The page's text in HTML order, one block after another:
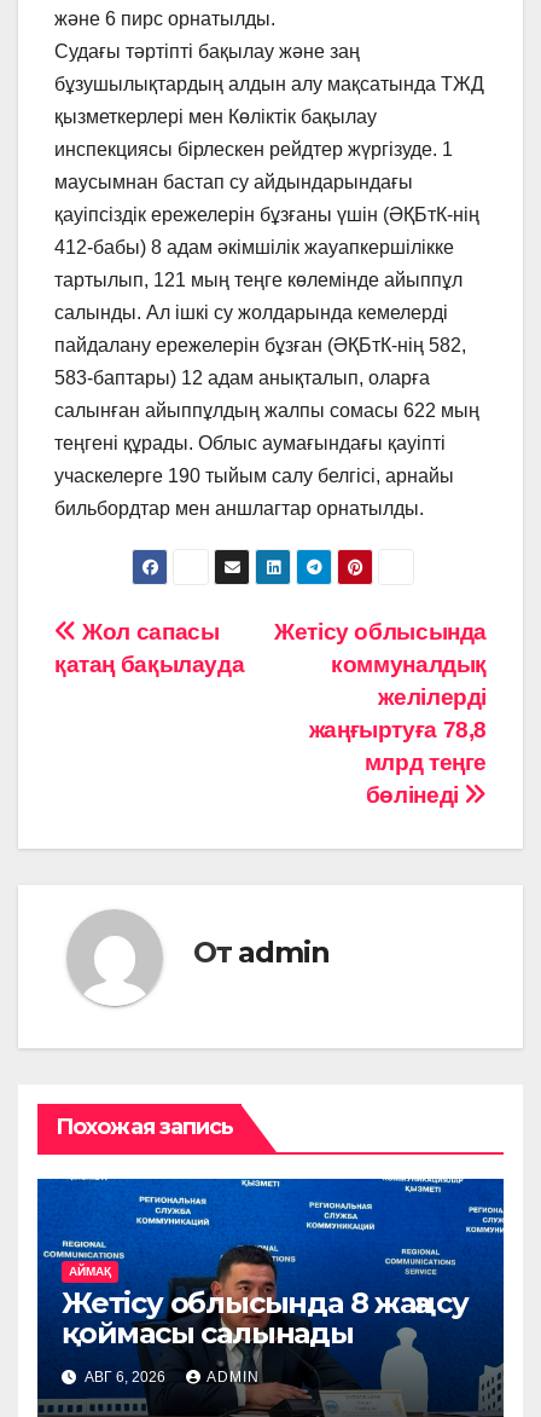
және 6 пирс орнатылды.
Судағы тәртіпті бақылау және заң
бұзушылықтардың алдын алу мақсатында ТЖД
қызметкерлері мен Көліктік бақылау
инспекциясы бірлескен рейдтер жүргізуде. 1
маусымнан бастап су айдындарындағы
қауіпсіздік ережелерін бұзғаны үшін (ӘҚБтК-нің
412-бабы) 8 адам әкімшілік жауапкершілікке
тартылып, 121 мың теңге көлемінде айыппұл
салынды. Ал ішкі су жолдарында кемелерді
пайдалану ережелерін бұзған (ӘҚБтК-нің 582,
583-баптары) 12 адам анықталып, оларға
салынған айыппұлдың жалпы сомасы 622 мың
теңгені құрады. Облыс аумағындағы қауіпті
учаскелерге 190 тыйым салу белгісі, арнайы
бильбордтар мен аншлагтар орнатылды.
Навигация
по
Жетісу облысында
коммуналдық
желілерді
жаңғыртуға 78,8
млрд теңге
бөлінеді
Жол сапасы
қатаң бақылауда
От admin
Похожая запись
АЙМАҚ
Жетісу облысында 8 жаңа су
қоймасы салынады
АВГ 6, 2026 ADMIN